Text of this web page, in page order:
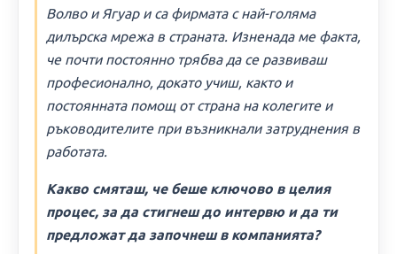
Волво и Ягуар и са фирмата с най-голяма
дилърска мрежа в страната. Изненада ме факта,
че почти постоянно трябва да се развиваш
професионално, докато учиш, както и
постоянната помощ от страна на колегите и
ръководителите при възникнали затруднения в
работата.
Какво смяташ, че беше ключово в целия
процес, за да стигнеш до интервю и да ти
предложат да започнеш в компанията?